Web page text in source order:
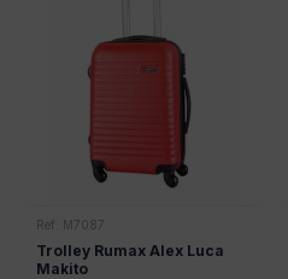
Ref: M7087
Trolley Rumax Alex Luca
Makito